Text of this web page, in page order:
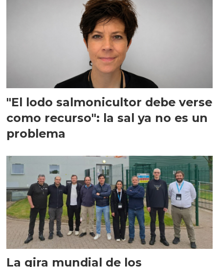
"El lodo salmonicultor debe verse
como recurso": la sal ya no es un
problema
La gira mundial de los